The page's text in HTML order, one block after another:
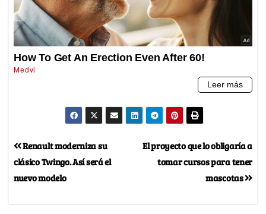
El proyecto que lo obligaría a
tomar cursos para tener
mascotas
Renault moderniza su
clásico Twingo. Así será el
nuevo modelo